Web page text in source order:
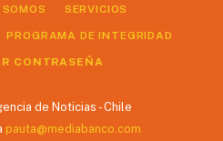
SERVICIOS
PROGRAMA DE INTEGRIDAD
CONTRASEÑA
de Noticias - Chile
pauta@mediabanco.com